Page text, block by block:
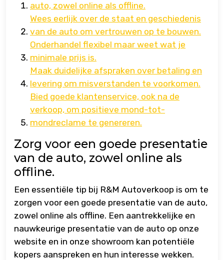
auto, zowel online als offline.
Wees eerlijk over de staat en geschiedenis
van de auto om vertrouwen op te bouwen.
Onderhandel flexibel maar weet wat je
minimale prijs is.
Maak duidelijke afspraken over betaling en
levering om misverstanden te voorkomen.
Bied goede klantenservice, ook na de
verkoop, om positieve mond-tot-
mondreclame te genereren.
Zorg voor een goede presentatie
van de auto, zowel online als
offline.
Een essentiële tip bij R&M Autoverkoop is om te
zorgen voor een goede presentatie van de auto,
zowel online als offline. Een aantrekkelijke en
nauwkeurige presentatie van de auto op onze
website en in onze showroom kan potentiële
kopers aanspreken en hun interesse wekken.